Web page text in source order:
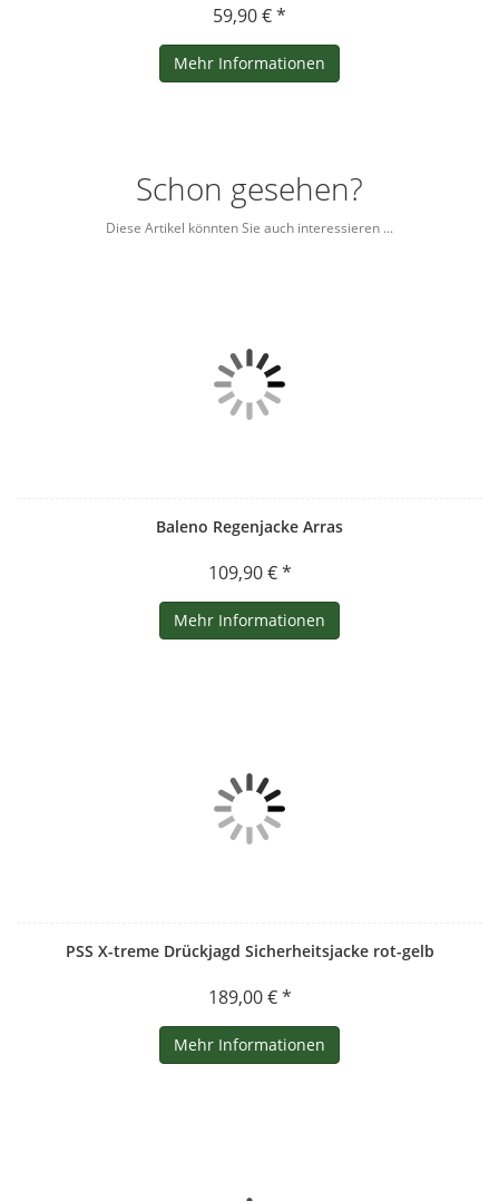
59,90 € *
Mehr Informationen
Schon gesehen?
Diese Artikel könnten Sie auch interessieren ...
Baleno Regenjacke Arras
109,90 € *
Mehr Informationen
PSS X-treme Drückjagd Sicherheitsjacke rot-gelb
189,00 € *
Mehr Informationen